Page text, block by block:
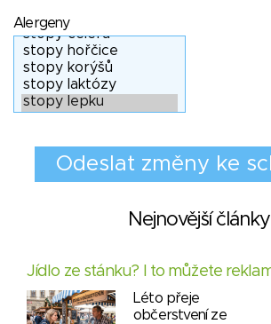
Alergeny
Nejnovější články
Jídlo ze stánku? I to můžete
Léto přeje
občerstvení ze